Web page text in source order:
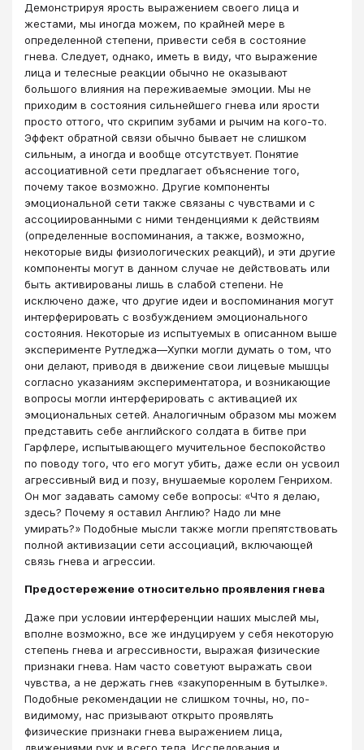
Демонстрируя ярость выражением своего лица и
жестами, мы иногда можем, по крайней мере в
определенной степени, привести себя в состояние
гнева. Следует, однако, иметь в виду, что выражение
лица и телесные реакции обычно не оказывают
большого влияния на переживаемые эмоции. Мы не
приходим в состояния сильнейшего гнева или ярости
просто оттого, что скрипим зубами и рычим на кого-то.
Эффект обратной связи обычно бывает не слишком
сильным, а иногда и вообще отсутствует. Понятие
ассоциативной сети предлагает объяснение того,
почему такое возможно. Другие компоненты
эмоциональной сети также связаны с чувствами и с
ассоциированными с ними тенденциями к действиям
(определенные воспоминания, а также, возможно,
некоторые виды физиологических реакций), и эти другие
компоненты могут в данном случае не действовать или
быть активированы лишь в слабой степени. Не
исключено даже, что другие идеи и воспоминания могут
интерферировать с возбуждением эмоционального
состояния. Некоторые из испытуемых в описанном выше
эксперименте Рутледжа—Хупки могли думать о том, что
они делают, приводя в движение свои лицевые мышцы
согласно указаниям экспериментатора, и возникающие
вопросы могли интерферировать с активацией их
эмоциональных сетей. Аналогичным образом мы можем
представить себе английского солдата в битве при
Гарфлере, испытывающего мучительное беспокойство
по поводу того, что его могут убить, даже если он усвоил
агрессивный вид и позу, внушаемые королем Генрихом.
Он мог задавать самому себе вопросы: «Что я делаю,
здесь? Почему я оставил Англию? Надо ли мне
умирать?» Подобные мысли также могли препятствовать
полной активизации сети ассоциаций, включающей
связь гнева и агрессии.
Предостережение относительно проявления гнева
Даже при условии интерференции наших мыслей мы,
вполне возможно, все же индуцируем у себя некоторую
степень гнева и агрессивности, выражая физические
признаки гнева. Нам часто советуют выражать свои
чувства, а не держать гнев «закупоренным в бутылке».
Подобные рекомендации не слишком точны, но, по-
видимому, нас призывают открыто проявлять
физические признаки гнева выражением лица,
движениями рук и всего тела. Исследования и